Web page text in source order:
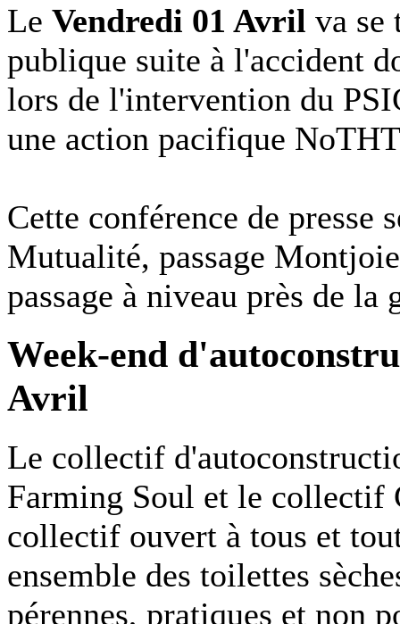
Le Vendredi 01 Avril va se
publique suite à l'accident
lors de l'intervention du
une action pacifique
Cette conférence de presse
Mutualité, passage
passage à niveau près de la
Week-end
Avril
Le collectif
Farming Soul et le collectif
collectif ouvert à tous et
ensemble des toilettes
pérennes, pratiques et non